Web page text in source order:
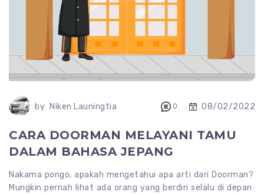
by Niken Launingtia 0 08/02/2022
CARA DOORMAN MELAYANI TAMU
DALAM BAHASA JEPANG
Nakama pongo, apakah mengetahui apa arti dari Doorman?
Mungkin pernah lihat ada orang yang berdiri selalu di depan